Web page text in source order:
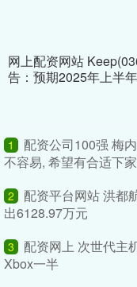
网上配资网站
告：预期2025年上半
1
配资公司100强 梅
不容易, 希望有合适下家
2
配资平台网站 洪都
出6128.97万元
3
配资网上 次世代主
Xbox一半